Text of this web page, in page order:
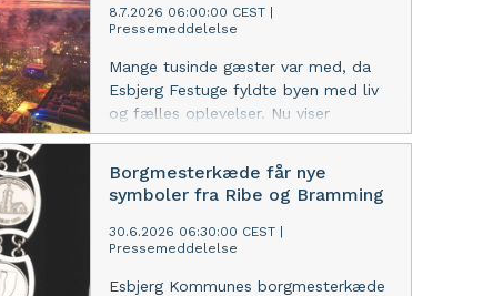
basketballbane i dialog med
brugerne.
8.7.2026 06:00:00 CEST
Pressemeddelelse
Mange tusinde gæster var med, da
Esbjerg Festuge fyldte byen med liv
og fælles oplevelser. Nu viser
evalueringen, at tre ud af fire
meget god.
Borgmesterkæde får nye
symboler fra Ribe og Bramming
30.6.2026 06:30:00 CEST
Pressemeddelelse
Esbjerg Kommunes borgmesterkæde